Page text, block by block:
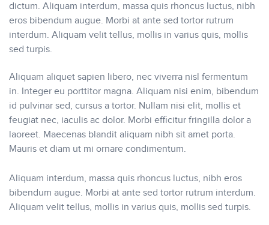
dictum. Aliquam interdum, massa quis rhoncus luctus, nibh
eros bibendum augue. Morbi at ante sed tortor rutrum
interdum. Aliquam velit tellus, mollis in varius quis, mollis
sed turpis.
Aliquam aliquet sapien libero, nec viverra nisl fermentum
in. Integer eu porttitor magna. Aliquam nisi enim, bibendum
id pulvinar sed, cursus a tortor. Nullam nisi elit, mollis et
feugiat nec, iaculis ac dolor. Morbi efficitur fringilla dolor a
laoreet. Maecenas blandit aliquam nibh sit amet porta.
Mauris et diam ut mi ornare condimentum.
Aliquam interdum, massa quis rhoncus luctus, nibh eros
bibendum augue. Morbi at ante sed tortor rutrum interdum.
Aliquam velit tellus, mollis in varius quis, mollis sed turpis.